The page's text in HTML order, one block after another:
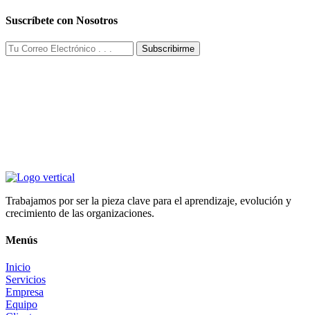
Suscríbete con Nosotros
Subscribirme
Trabajamos por ser la pieza clave para el aprendizaje, evolución y
crecimiento de las organizaciones.
Menús
Inicio
Servicios
Empresa
Equipo